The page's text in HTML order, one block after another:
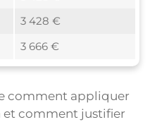
3 428 €
3 666 €
comment appliquer
et comment justifier